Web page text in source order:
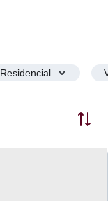
Residencial
Ordenar